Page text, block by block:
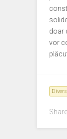
doar
vor